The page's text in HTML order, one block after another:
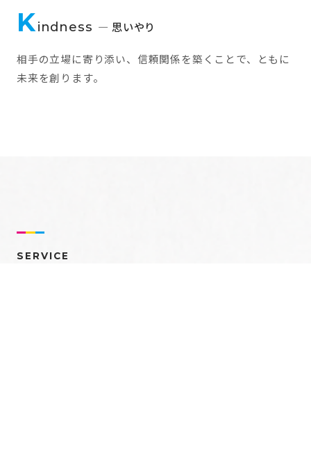
Kindness — 思いやり
相手の立場に寄り添い、信頼関係を築くことで、ともに
未来を創ります。
SERVICE